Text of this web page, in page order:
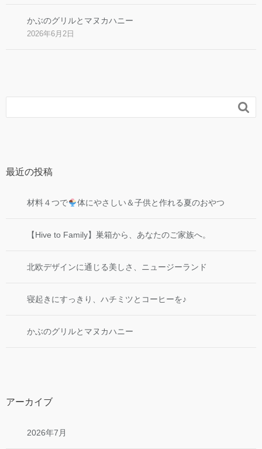
かぶのグリルとマヌカハニー
2026年6月2日

最近の投稿
材料４つで 体にやさしい＆子供と作れる夏のおやつ
【Hive to Family】巣箱から、あなたのご家族へ。
北欧デザインに通じる美しさ、ニュージーランド
寝起きにすっきり、ハチミツとコーヒーを♪
かぶのグリルとマヌカハニー
アーカイブ
2026年7月